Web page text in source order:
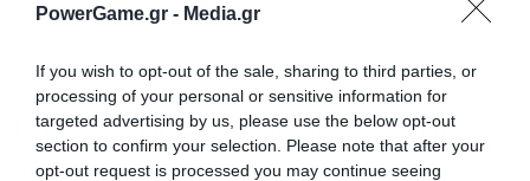
PowerGame.gr - Media.gr
If you wish to opt-out of the sale, sharing to third parties, or
processing of your personal or sensitive information for
targeted advertising by us, please use the below opt-out
section to confirm your selection. Please note that after your
opt-out request is processed you may continue seeing
Η ολοκλήρωση των οριστικών συμφωνιών
αγοραπωλησίας και των οριστικών